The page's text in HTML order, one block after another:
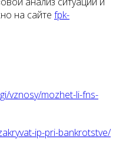
на сайте fpk-
vznosy/mozhet-li-fns-
ip-pri-bankrotstve/